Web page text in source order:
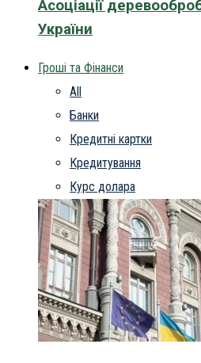
Асоціації
України
Гроші та Фінанси
All
Банки
Кредитні картки
Кредитування
Курс долара